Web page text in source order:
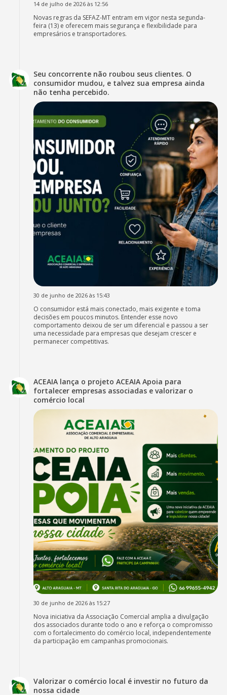
14 de julho de 2026 às 12:56
Novas regras da SEFAZ-MT entram em vigor nesta segunda-
feira (13) e oferecem mais segurança e flexibilidade para
empresários e transportadores.
Seu concorrente não roubou seus clientes. O
consumidor mudou, e talvez sua empresa ainda
não tenha percebido.
30 de junho de 2026 às 15:43
O consumidor está mais conectado, mais exigente e toma
decisões em poucos minutos. Entender esse novo
comportamento deixou de ser um diferencial e passou a ser
uma necessidade para empresas que desejam crescer e
permanecer competitivas.
ACEAIA lança o projeto ACEAIA Apoia para
fortalecer empresas associadas e valorizar o
comércio local
30 de junho de 2026 às 15:27
Nova iniciativa da Associação Comercial amplia a divulgação
dos associados durante todo o ano e reforça o compromisso
com o fortalecimento do comércio local, independentemente
da participação em campanhas promocionais.
Valorizar o comércio local é investir no futuro da
nossa cidade